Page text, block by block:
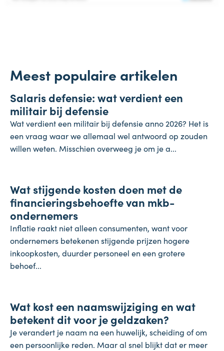
Meest populaire artikelen
7 augustus 2026
Salaris defensie: wat verdient een
militair bij defensie
Wat verdient een militair bij defensie anno 2026? Het is
een vraag waar we allemaal wel antwoord op zouden
willen weten. Misschien overweeg je om je a...
4 augustus 2026
Wat stijgende kosten doen met de
financieringsbehoefte van mkb-
ondernemers
Inflatie raakt niet alleen consumenten, want voor
ondernemers betekenen stijgende prijzen hogere
inkoopkosten, duurder personeel en een grotere
behoef...
31 juli 2026
Wat kost een naamswijziging en wat
betekent dit voor je geldzaken?
Je verandert je naam na een huwelijk, scheiding of om
een persoonlijke reden. Maar al snel blijkt dat er meer